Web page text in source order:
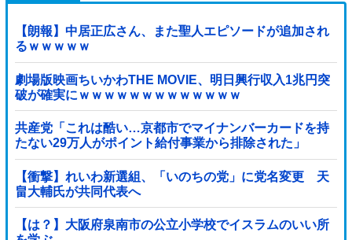
【朗報】中居正広さん、また聖人エピソードが追加され
るｗｗｗｗｗ
劇場版映画ちいかわTHE MOVIE、明日興行収入1兆円突
破が確実にｗｗｗｗｗｗｗｗｗｗｗｗｗ
共産党「これは酷い…京都市でマイナンバーカードを持
たない29万人がポイント給付事業から排除された」
【衝撃】れいわ新選組、「いのちの党」に党名変更 天
畠大輔氏が共同代表へ
【は？】大阪府泉南市の公立小学校でイスラムのいい所